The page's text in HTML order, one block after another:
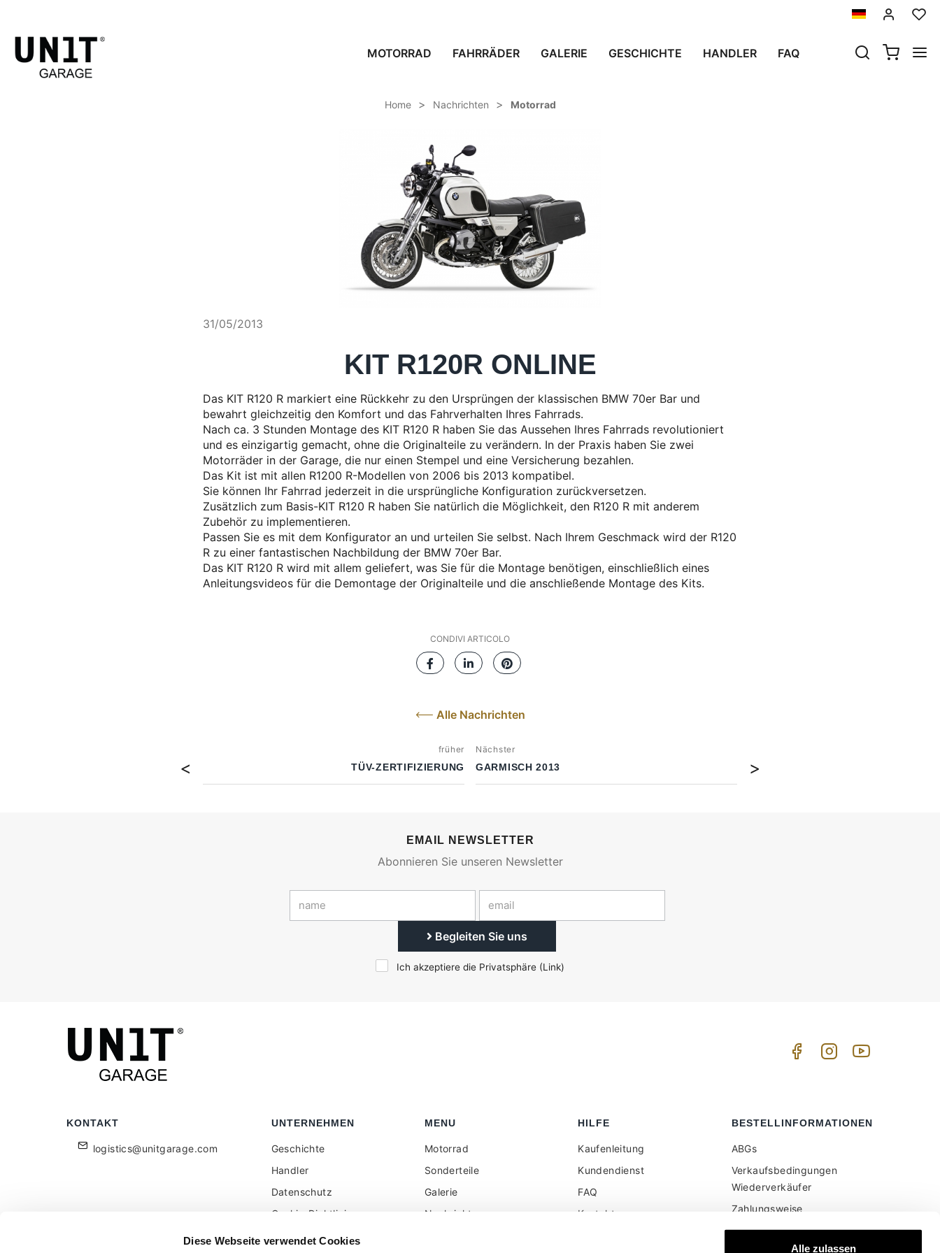
Diese Webseite verwendet Cookies
Alle zulassen
MOTORRAD FAHRRÄDER GALERIE GESCHICHTE HANDLER FAQ
Home Nachrichten Motorrad
31/05/2013
KIT R120R ONLINE
Das KIT R120 R markiert eine Rückkehr zu den Ursprüngen der klassischen BMW 70er Bar und
bewahrt gleichzeitig den Komfort und das Fahrverhalten Ihres Fahrrads.
Nach ca. 3 Stunden Montage des KIT R120 R haben Sie das Aussehen Ihres Fahrrads revolutioniert
und es einzigartig gemacht, ohne die Originalteile zu verändern. In der Praxis haben Sie zwei
Motorräder in der Garage, die nur einen Stempel und eine Versicherung bezahlen.
Das Kit ist mit allen R1200 R-Modellen von 2006 bis 2013 kompatibel.
Sie können Ihr Fahrrad jederzeit in die ursprüngliche Konfiguration zurückversetzen.
Zusätzlich zum Basis-KIT R120 R haben Sie natürlich die Möglichkeit, den R120 R mit anderem
Zubehör zu implementieren.
Passen Sie es mit dem Konfigurator an und urteilen Sie selbst. Nach Ihrem Geschmack wird der R120
R zu einer fantastischen Nachbildung der BMW 70er Bar.
Das KIT R120 R wird mit allem geliefert, was Sie für die Montage benötigen, einschließlich eines
Anleitungsvideos für die Demontage der Originalteile und die anschließende Montage des Kits.
CONDIVI ARTICOLO
Alle Nachrichten
früher
TÜV-ZERTIFIZIERUNG
Nächster
GARMISCH 2013
EMAIL NEWSLETTER
Abonnieren Sie unseren Newsletter
Begleiten Sie uns
Ich akzeptiere die Privatsphäre (Link)
KONTAKT
logistics@unitgarage.com
UNTERNEHMEN
Geschichte
Handler
Datenschutz
Cookie-Richtlinie
Für Einzelhändler reserviert
MENU
Motorrad
Sonderteile
Galerie
Nachrichten
HILFE
Kaufenleitung
Kundendienst
FAQ
Kontakt
BESTELLINFORMATIONEN
ABGs
Verkaufsbedingungen
Wiederverkäufer
Zahlungsweise
Versand und Lieferung